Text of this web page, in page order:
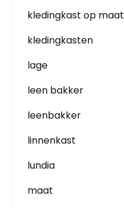
kledingkast op maat
kledingkasten
lage
leen bakker
leenbakker
linnenkast
lundia
maat